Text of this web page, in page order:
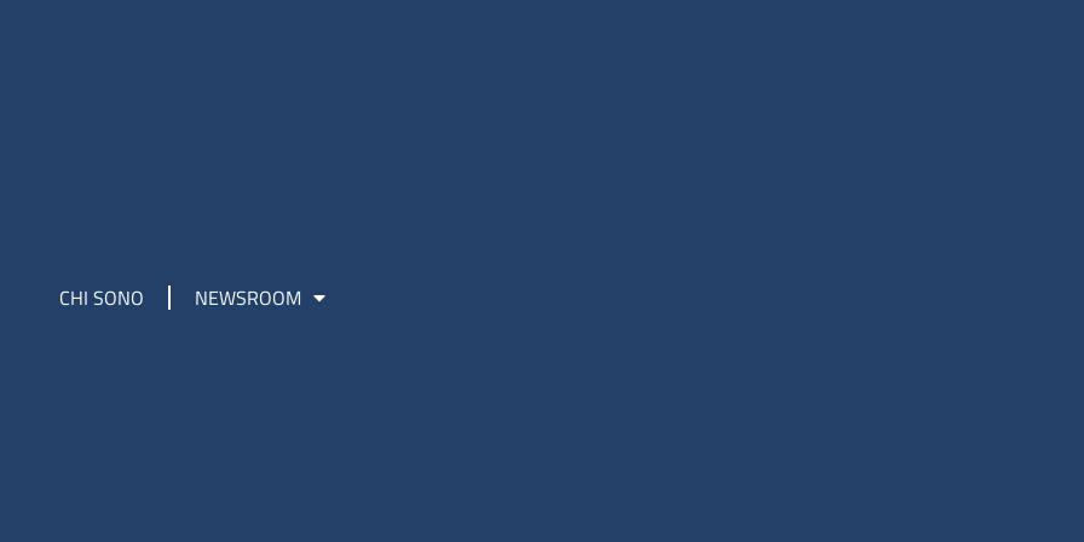
CHI SONO NEWSROOM